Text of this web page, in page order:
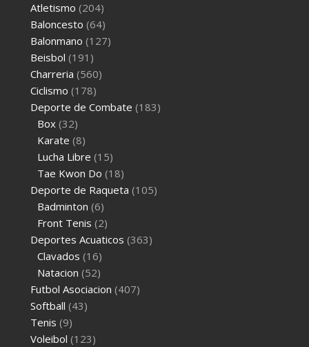
Atletismo (204)
Baloncesto (64)
Balonmano (127)
Beisbol (191)
Charreria (560)
Ciclismo (178)
Deporte de Combate (183)
Box (32)
Karate (8)
Lucha Libre (15)
Tae Kwon Do (18)
Deporte de Raqueta (105)
Badminton (6)
Front Tenis (2)
Deportes Acuaticos (363)
Clavados (16)
Natacion (52)
Futbol Asociacion (407)
Softball (43)
Tenis (9)
Voleibol (123)